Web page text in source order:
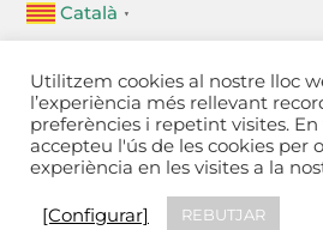
Català ▼
Unió Empresarial de l’Anoia (UEA)
Ctra. de Manresa, 131, 08700 –
Tel 93 805 22 92
Contactar
Utilitzem cookies al nostre lloc
l’experiència més rellevant
preferències i repetint visites.
accepteu l'ús de les cookies per
experiència en les visites a la
[Configurar] REBUTJAR